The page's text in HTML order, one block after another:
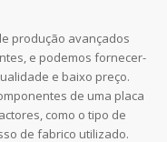
produção avançados
e podemos fornecer-
e baixo preço.
de uma placa
como o tipo de
de fabrico utilizado.